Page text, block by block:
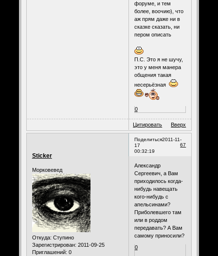
форуме, и тем
более, воочию), что
аж прям даже ни в
сказке сказать, ни
пером описать
П.С. Это я не шучу,
это у меня манера
общения такая
несерьёзная
0
Цитировать Вверх
Поделиться
67
2011-11-
17
00:32:19
Sticker
Морковевед
Откуда: Ступино
Зарегистрирован: 2011-09-25
Приглашений: 0
Александр
Сергеевич, а Вам
приходилось когда-
нибудь навещать
кого-нибудь с
апельсинами?
Приболевшего там
или в роддом
передавать? А Вам
самому приносили?
0